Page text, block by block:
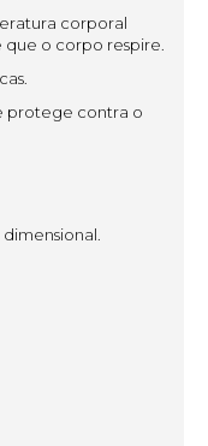
corporal
o corpo respire.
protege contra o